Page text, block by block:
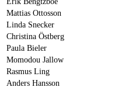
Mattias Ottosson
Linda Snecker
Christina Östberg
Paula Bieler
Momodou Jallow
Rasmus Ling
Anders Hansson